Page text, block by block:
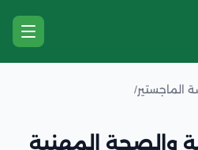
الماجستير/
والصحة المهنية